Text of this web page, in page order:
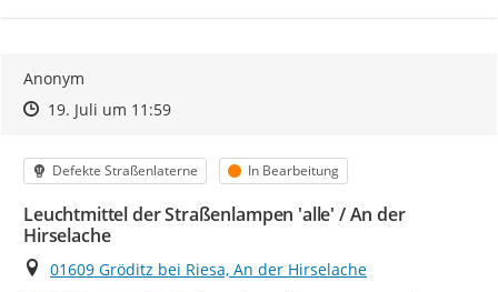
Anonym
Zeitpunkt des Erstellens
Zeitpunkt des Erstellens
19. Juli um 11:59Zur Äußerung
Kategorie
Defekte Straßenlaterne Status
In Bearbeitung
Leuchtmittel der Straßenlampen 'alle' / An der
Hirselache
Ort
01609 Gröditz bei Riesa, An der Hirselache